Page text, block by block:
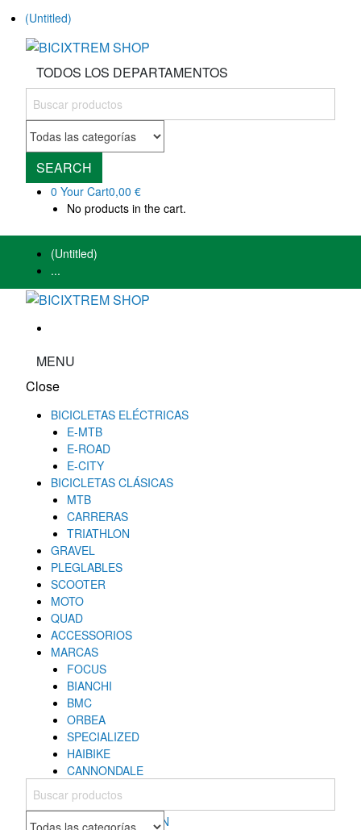
(Untitled)
TODOS LOS DEPARTAMENTOS
SEARCH
0 Your Cart0,00 €
No products in the cart.
(Untitled)
...
MENU
Close
BICICLETAS ELÉCTRICAS
E-MTB
E-ROAD
E-CITY
BICICLETAS CLÁSICAS
MTB
CARRERAS
TRIATHLON
GRAVEL
PLEGLABLES
SCOOTER
MOTO
QUAD
ACCESSORIOS
MARCAS
FOCUS
BIANCHI
BMC
ORBEA
SPECIALIZED
HAIBIKE
CANNONDALE
COLNAGO
MONDRAKER
ROCKY MOUNTAIN